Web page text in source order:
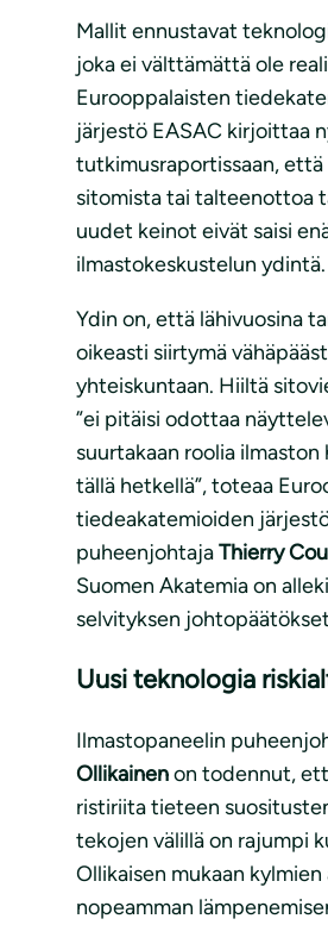
Mallit ennustavat
joka ei välttämättä ole
Eurooppalaisten
järjestö EASAC kirjoittaa
tutkimusraportissaan,
sitomista tai talteenottoa
uudet keinot eivät saisi
ilmastokeskustelun ydintä.
Ydin on, että lähivuosina
oikeasti siirtymä
yhteiskuntaan. Hiiltä
”ei pitäisi odottaa
suurtakaan roolia ilmaston
tällä hetkellä”, toteaa
tiedeakatemioiden
puheenjohtajaThierry
Suomen Akatemia on
selvityksen
Uusi teknologia
Ilmastopaneelin
Ollikainenon todennut,
ristiriita tieteen
tekojen välillä on rajumpi
Ollikaisen mukaan
nopeamman